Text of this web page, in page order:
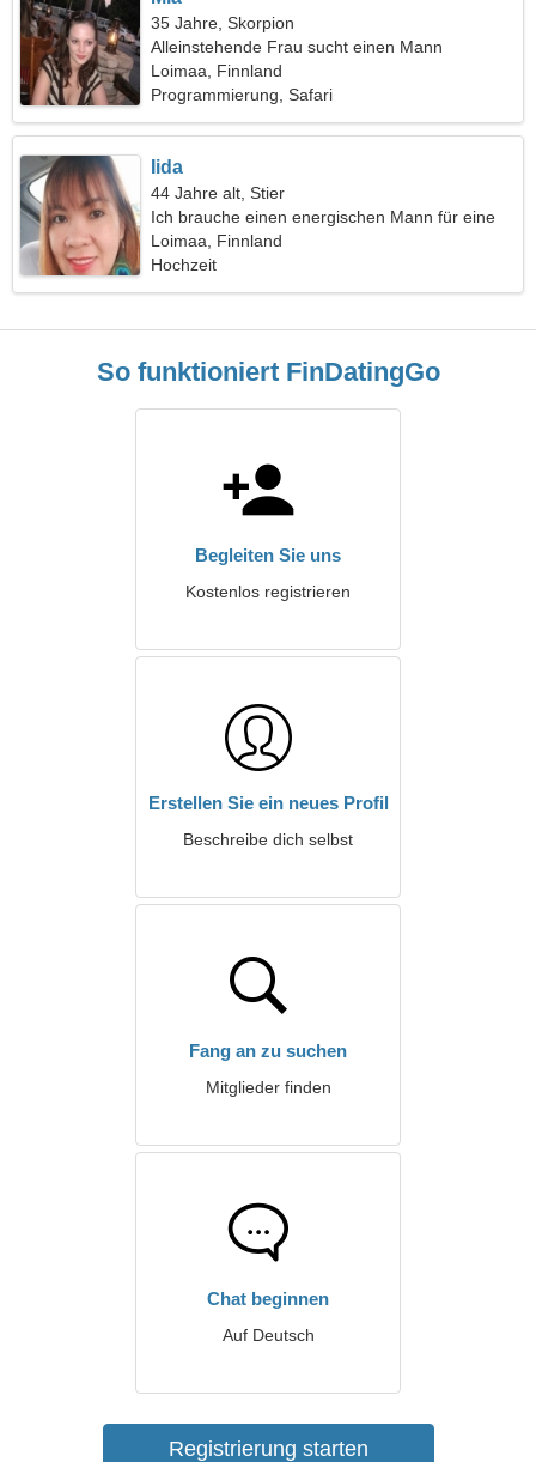
35 Jahre, Skorpion
Alleinstehende Frau sucht einen Mann
Loimaa, Finnland
Programmierung, Safari
Iida
44 Jahre alt, Stier
Ich brauche einen energischen Mann für eine
Familie
Loimaa, Finnland
Hochzeit
So funktioniert FinDatingGo
Begleiten Sie uns
Kostenlos registrieren
Erstellen Sie ein neues Profil
Beschreibe dich selbst
Fang an zu suchen
Mitglieder finden
Chat beginnen
Auf Deutsch
Registrierung starten